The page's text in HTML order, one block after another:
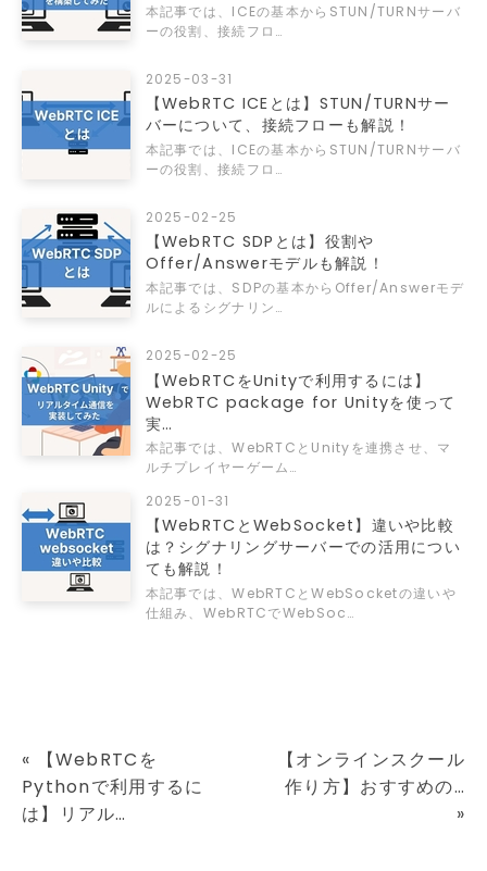
本記事では、ICEの基本からSTUN/TURNサーバ
ーの役割、接続フロ…
2025-03-31
【WebRTC ICEとは】STUN/TURNサー
バーについて、接続フローも解説！
本記事では、ICEの基本からSTUN/TURNサーバ
ーの役割、接続フロ…
2025-02-25
【WebRTC SDPとは】役割や
Offer/Answerモデルも解説！
本記事では、SDPの基本からOffer/Answerモデ
ルによるシグナリン…
2025-02-25
【WebRTCをUnityで利用するには】
WebRTC package for Unityを使って
実…
本記事では、WebRTCとUnityを連携させ、マ
ルチプレイヤーゲーム…
2025-01-31
【WebRTCとWebSocket】違いや比較
は？シグナリングサーバーでの活用につい
ても解説！
本記事では、WebRTCとWebSocketの違いや
仕組み、WebRTCでWebSoc…
«
【WebRTCを
Pythonで利用するに
は】リアル…
【オンラインスクール
作り方】おすすめの…
»